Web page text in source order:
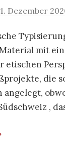
1. Dezember
mit
etischen
die
,